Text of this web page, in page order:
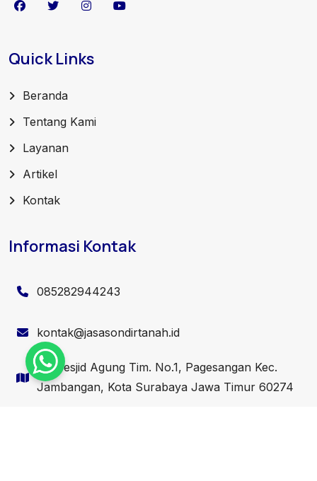
Quick Links
Beranda
Tentang Kami
Layanan
Artikel
Kontak
Informasi Kontak
085282944243
kontak@jasasondirtanah.id
Jl. Mesjid Agung Tim. No.1, Pagesangan Kec.
Jambangan, Kota Surabaya Jawa Timur 60274